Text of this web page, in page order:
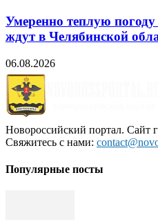
Умеренно теплую
ждут в Челябинской
06.08.2026
Новороссийский портал. Сайт
Свяжитесь с нами:
Популярные посты